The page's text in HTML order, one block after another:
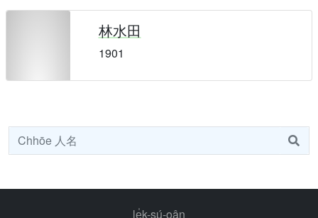
林水田
1901
le̍k-sú-oân